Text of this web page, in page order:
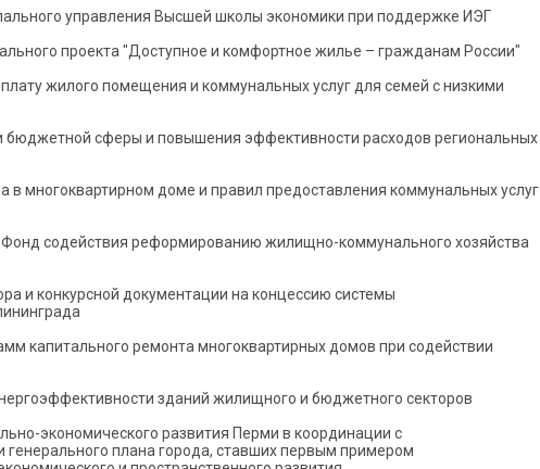
управления Высшей школы экономики при поддержке ИЭГ
проекта "Доступное и комфортное жилье – гражданам России"
жилого помещения и коммунальных услуг для семей с низкими
бюджетной сферы и повышения эффективности расходов региональных
многоквартирном доме и правил предоставления коммунальных услуг
содействия реформированию жилищно-коммунального хозяйства
и конкурсной документации на концессию системы
капитального ремонта многоквартирных домов при содействии
зданий жилищного и бюджетного секторов
экономического развития Перми в координации с
плана города, ставших первым примером